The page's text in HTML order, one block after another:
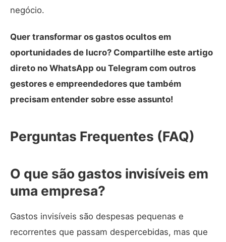
negócio.
Quer transformar os gastos ocultos em
oportunidades de lucro? Compartilhe este artigo
direto no WhatsApp ou Telegram com outros
gestores e empreendedores que também
precisam entender sobre esse assunto!
Perguntas Frequentes (FAQ)
O que são gastos invisíveis em
uma empresa?
Gastos invisíveis são despesas pequenas e
recorrentes que passam despercebidas, mas que